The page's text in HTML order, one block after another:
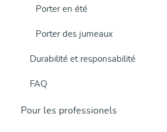
Porter en été
Porter des jumeaux
Durabilité et responsabilité
FAQ
Pour les professionels